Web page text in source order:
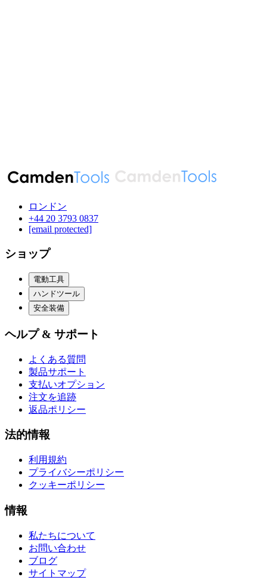
ロンドン
‪+44 20 3793 0837‬
[email protected]
ショップ
電動工具
ハンドツール
安全装備
ヘルプ & サポート
よくある質問
製品サポート
支払いオプション
注文を追跡
返品ポリシー
法的情報
利用規約
プライバシーポリシー
クッキーポリシー
情報
私たちについて
お問い合わせ
ブログ
サイトマップ